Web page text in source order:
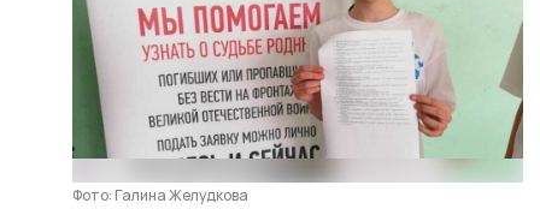
Фото: Галина Желудкова